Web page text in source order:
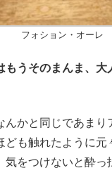
フォション・オーレ
もうそのまんま、大
んかと同じであまり
ども触れたように元
気をつけないと酔っ